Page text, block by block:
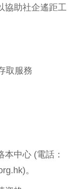
協助社企遙距工
取服務
中心 (電話：
)。